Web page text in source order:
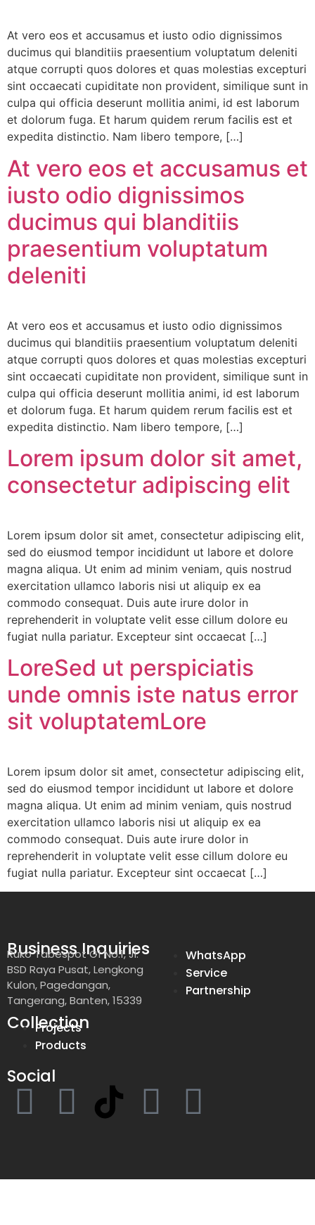
At vero eos et accusamus et iusto odio dignissimos
ducimus qui blanditiis praesentium voluptatum deleniti
atque corrupti quos dolores et quas molestias excepturi
sint occaecati cupiditate non provident, similique sunt in
culpa qui officia deserunt mollitia animi, id est laborum
et dolorum fuga. Et harum quidem rerum facilis est et
expedita distinctio. Nam libero tempore, […]
At vero eos et accusamus et
iusto odio dignissimos
ducimus qui blanditiis
praesentium voluptatum
deleniti
At vero eos et accusamus et iusto odio dignissimos
ducimus qui blanditiis praesentium voluptatum deleniti
atque corrupti quos dolores et quas molestias excepturi
sint occaecati cupiditate non provident, similique sunt in
culpa qui officia deserunt mollitia animi, id est laborum
et dolorum fuga. Et harum quidem rerum facilis est et
expedita distinctio. Nam libero tempore, […]
Lorem ipsum dolor sit amet,
consectetur adipiscing elit
Lorem ipsum dolor sit amet, consectetur adipiscing elit,
sed do eiusmod tempor incididunt ut labore et dolore
magna aliqua. Ut enim ad minim veniam, quis nostrud
exercitation ullamco laboris nisi ut aliquip ex ea
commodo consequat. Duis aute irure dolor in
reprehenderit in voluptate velit esse cillum dolore eu
fugiat nulla pariatur. Excepteur sint occaecat […]
LoreSed ut perspiciatis
unde omnis iste natus error
sit voluptatemLore
Lorem ipsum dolor sit amet, consectetur adipiscing elit,
sed do eiusmod tempor incididunt ut labore et dolore
magna aliqua. Ut enim ad minim veniam, quis nostrud
exercitation ullamco laboris nisi ut aliquip ex ea
commodo consequat. Duis aute irure dolor in
reprehenderit in voluptate velit esse cillum dolore eu
fugiat nulla pariatur. Excepteur sint occaecat […]
Business Inquiries
Ruko Tabespot G1 No.1, Jl.
BSD Raya Pusat, Lengkong
Kulon, Pagedangan,
Tangerang, Banten, 15339
WhatsApp
Service
Partnership
Collection
Projects
Products
Social